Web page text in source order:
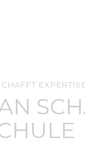
EXPERTISE